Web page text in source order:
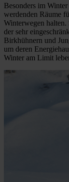
Besonders im
werdenden Räume
Winterwegen halten.
der sehr
Birkhühnern und
um deren
Winter am Limit